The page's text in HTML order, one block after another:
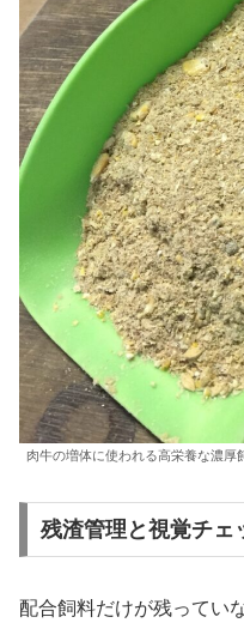
肉牛の増体に使われる高栄養な濃厚
残渣管理と視覚チェ
配合飼料だけが残ってい